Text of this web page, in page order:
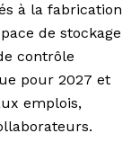
à la fabrication
de stockage
contrôle
pour 2027 et
emplois,